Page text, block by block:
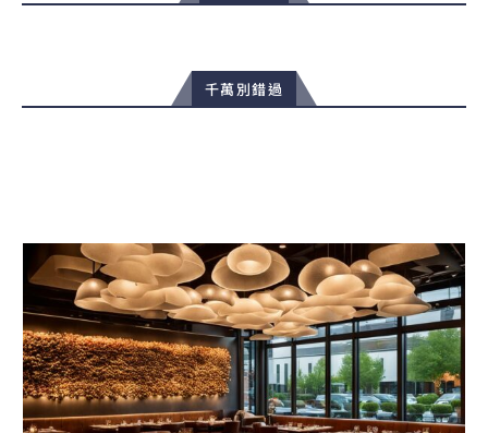
千萬別錯過